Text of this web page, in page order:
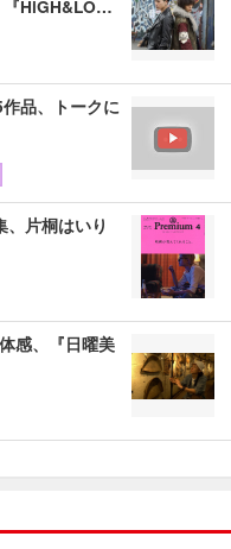
HiGH&LO…
品、トークに
片桐はいり
感、『日曜美